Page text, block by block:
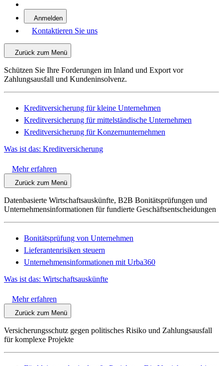
Anmelden
Kontaktieren Sie uns
Zurück zum Menü
Schützen Sie Ihre Forderungen im Inland und Export vor
Zahlungsausfall und Kundeninsolvenz.
Kreditversicherung für kleine Unternehmen
Kreditversicherung für mittelständische Unternehmen
Kreditversicherung für Konzernunternehmen
Was ist das: Kreditversicherung
Mehr erfahren
Zurück zum Menü
Datenbasierte Wirtschaftsauskünfte, B2B Bonitätsprüfungen und
Unternehmensinformationen für fundierte Geschäftsentscheidungen
Bonitätsprüfung von Unternehmen
Lieferantenrisiken steuern
Unternehmensinformationen mit Urba360
Was ist das: Wirtschaftsauskünfte
Mehr erfahren
Zurück zum Menü
Versicherungsschutz gegen politisches Risiko und Zahlungsausfall
für komplexe Projekte